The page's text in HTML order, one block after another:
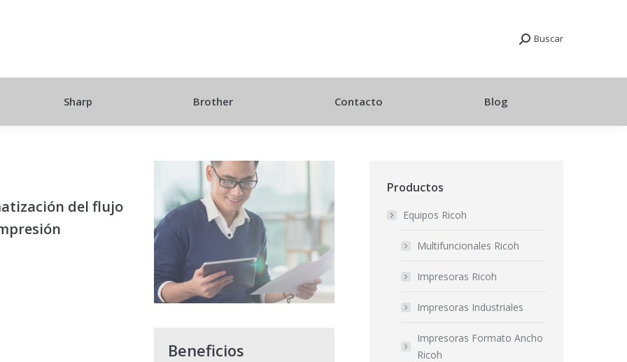
Buscar
Sharp Brother Contacto Blog
del flujo
Beneficios
Productos
Equipos Ricoh
Multifuncionales Ricoh
Impresoras Ricoh
Impresoras Industriales
Impresoras Formato Ancho
Ricoh